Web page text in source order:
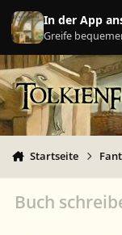
Zu Inhalt springen
In der App
Greife
Startseite
Buch